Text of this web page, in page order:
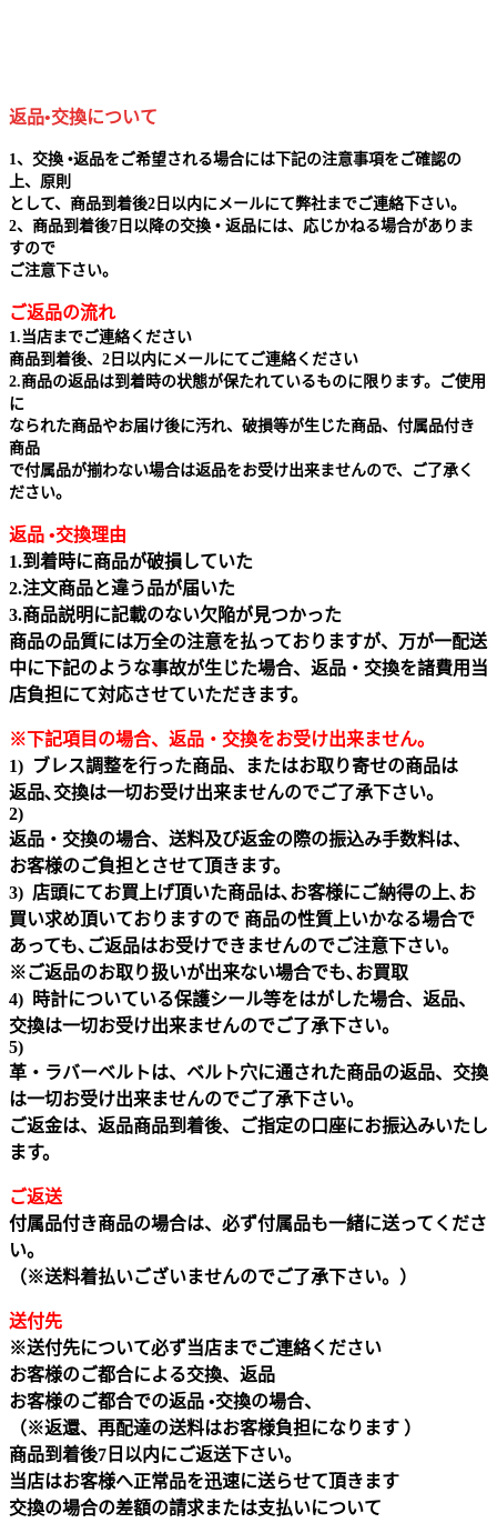
返品•交換について
1、交換 •返品をご希望される場合には下記の注意事項をご確認の
上、原則
として、商品到着後2日以内にメールにて弊社までご連絡下さい。
2、商品到着後7日以降の交換 • 返品には、応じかねる場合がありま
すので
ご注意下さい。
ご返品の流れ
1.当店までご連絡ください
商品到着後、2日以内にメールにてご連絡ください
2.商品の返品は到着時の状態が保たれているものに限ります。ご使用
に
なられた商品やお届け後に汚れ、破損等が生じた商品、付属品付き
商品
で付属品が揃わない場合は返品をお受け出来ませんので、ご了承く
ださい。
返品 •交換理由
1.到着時に商品が破損していた
2.注文商品と違う品が届いた
3.商品説明に記載のない欠陥が見つかった
商品の品質には万全の注意を払っておりますが、万が一配送
中に下記のような事故が生じた場合、返品・交換を諸費用当
店負担にて対応させていただきます。
※下記項目の場合、返品・交換をお受け出来ません｡
1) ブレス調整を行った商品、またはお取り寄せの商品は
返品､交換は一切お受け出来ませんのでご了承下さい。
2)
返品・交換の場合、送料及び返金の際の振込み手数料は、
お客様のご負担とさせて頂きます。
3) 店頭にてお買上げ頂いた商品は､お客様にご納得の上､お
買い求め頂いておりますので 商品の性質上いかなる場合で
あっても､ご返品はお受けできませんのでご注意下さい｡
※ご返品のお取り扱いが出来ない場合でも､お買取
4) 時計についている保護シール等をはがした場合、返品、
交換は一切お受け出来ませんのでご了承下さい。
5)
革・ラバーベルトは、ベルト穴に通された商品の返品、交換
は一切お受け出来ませんのでご了承下さい。
ご返金は、返品商品到着後、ご指定の口座にお振込みいたし
ます。
ご返送
付属品付き商品の場合は、必ず付属品も一緒に送ってくださ
い。
（※送料着払いございませんのでご了承下さい。）
送付先
※送付先について必ず当店までご連絡ください
お客様のご都合による交換、返品
お客様のご都合での返品 •交換の場合、
（※返還、再配達の送料はお客様負担になります ）
商品到着後7日以内にご返送下さい。
当店はお客様へ正常品を迅速に送らせて頂きます
交換の場合の差額の請求または支払いについて